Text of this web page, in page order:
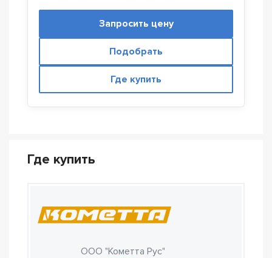
Запросить цену
Подобрать
Где купить
Где купить
ООО "Кометта Рус"